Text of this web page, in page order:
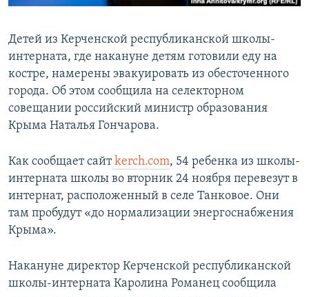
Все сайты RFE/RL
Детей из Керченской республиканской школы-
интерната, где накануне детям готовили еду на
костре, намерены эвакуировать из обесточенного
города. Об этом сообщила на селекторном
совещании российский министр образования
Крыма Наталья Гончарова.
Как сообщает сайтkerch.com, 54 ребенка из школы-
интерната школы во вторник 24 ноября перевезут в
интернат, расположенный в селе Танковое. Они
там пробудут «до нормализации энергоснабжения
Крыма».
Накануне директор Керченской республиканской
школы-интерната Каролина Романец сообщила